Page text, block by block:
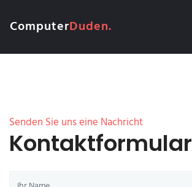
ComputerDuden.
Senden Sie uns eine Nachricht
Kontaktformular